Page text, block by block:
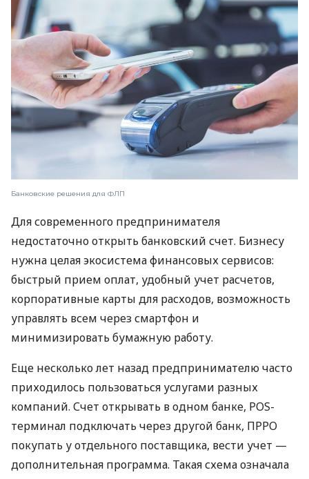
Банковские решения для ФЛП
Для современного предпринимателя
недостаточно открыть банковский счет. Бизнесу
нужна целая экосистема финансовых сервисов:
быстрый прием оплат, удобный учет расчетов,
корпоративные карты для расходов, возможность
управлять всем через смартфон и
минимизировать бумажную работу.
Еще несколько лет назад предпринимателю часто
приходилось пользоваться услугами разных
компаний. Счет открывать в одном банке, POS-
терминал подключать через другой банк, ПРРО
покупать у отдельного поставщика, вести учет —
дополнительная программа. Такая схема означала